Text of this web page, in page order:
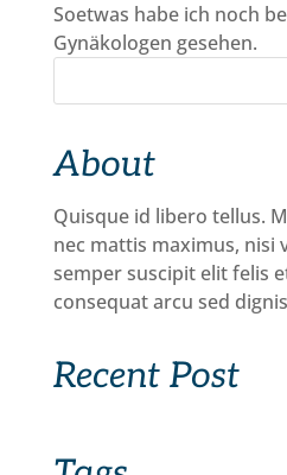
Soetwas habe ich noch
Gynäkologen gesehen.
About
Quisque id libero tellus.
nec mattis maximus, nisi
semper suscipit elit felis
consequat arcu sed
Recent Post